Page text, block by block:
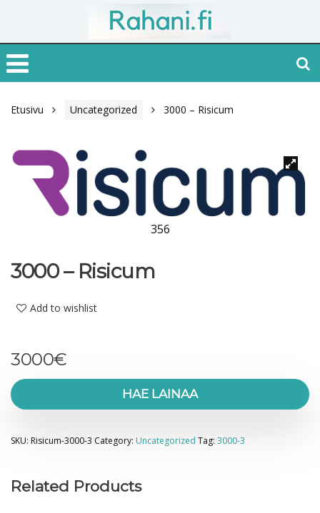
Etusivu Uncategorized 3000 – Risicum
356
3000 – Risicum
Add to wishlist
3000€
HAE LAINAA
SKU: Risicum-3000-3 Category: Uncategorized Tag: 3000-3
Related Products